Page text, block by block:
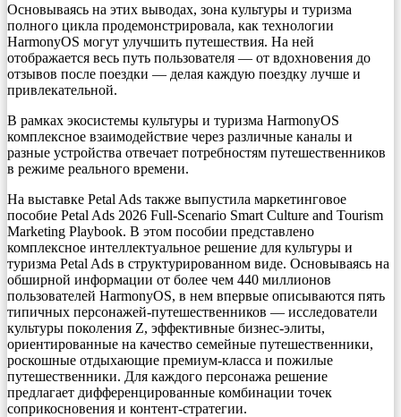
Основываясь на этих выводах, зона культуры и туризма
полного цикла продемонстрировала, как технологии
HarmonyOS могут улучшить путешествия. На ней
отображается весь путь пользователя — от вдохновения до
отзывов после поездки — делая каждую поездку лучше и
привлекательной.
В рамках экосистемы культуры и туризма HarmonyOS
комплексное взаимодействие через различные каналы и
разные устройства отвечает потребностям путешественников
в режиме реального времени.
На выставке Petal Ads также выпустила маркетинговое
пособие Petal Ads 2026 Full-Scenario Smart Culture and Tourism
Marketing Playbook. В этом пособии представлено
комплексное интеллектуальное решение для культуры и
туризма Petal Ads в структурированном виде. Основываясь на
обширной информации от более чем 440 миллионов
пользователей HarmonyOS, в нем впервые описываются пять
типичных персонажей-путешественников — исследователи
культуры поколения Z, эффективные бизнес-элиты,
ориентированные на качество семейные путешественники,
роскошные отдыхающие премиум-класса и пожилые
путешественники. Для каждого персонажа решение
предлагает дифференцированные комбинации точек
соприкосновения и контент-стратегии.